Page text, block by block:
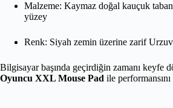
Malzeme: Kaymaz doğal kauçuk
yüzey
Renk: Siyah zemin üzerine zarif
Bilgisayar başında geçirdiğin zamanı keyfe
Oyuncu XXL Mouse Pad ile